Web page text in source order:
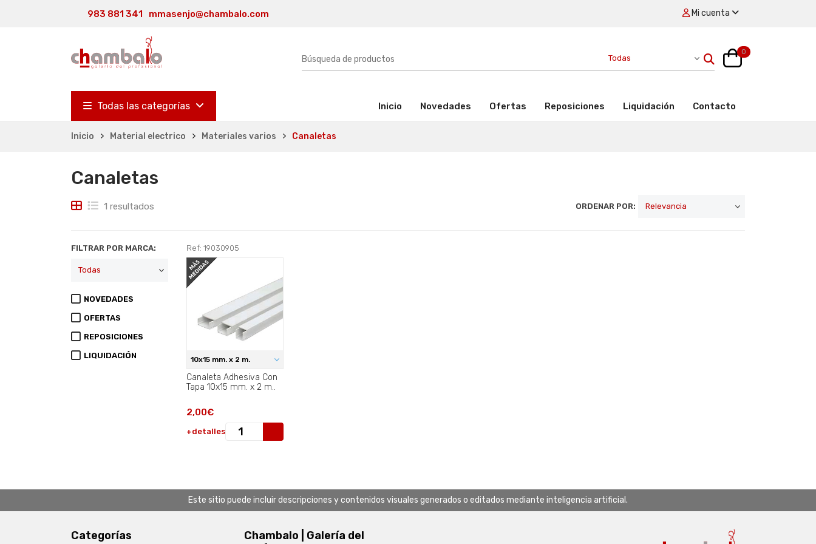
983 881 341 mmasenjo@chambalo.com Mi cuenta
0
Todas las categorías Inicio (activo)Novedades Ofertas Reposiciones Liquidación Contacto
Inicio Material electrico Materiales varios Canaletas
Canaletas
1 resultados ORDENAR POR:
FILTRAR POR MARCA:
NOVEDADES
OFERTAS
REPOSICIONES
LIQUIDACIÓN
Ref: 19030905
10x15 mm. x 2 m.
Canaleta Adhesiva Con
Tapa 10x15 mm. x 2 m..
2,00€
+detalles
Este sitio puede incluir descripciones y contenidos visuales generados o editados mediante inteligencia artificial.
Categorías
Chambalo | Galería del